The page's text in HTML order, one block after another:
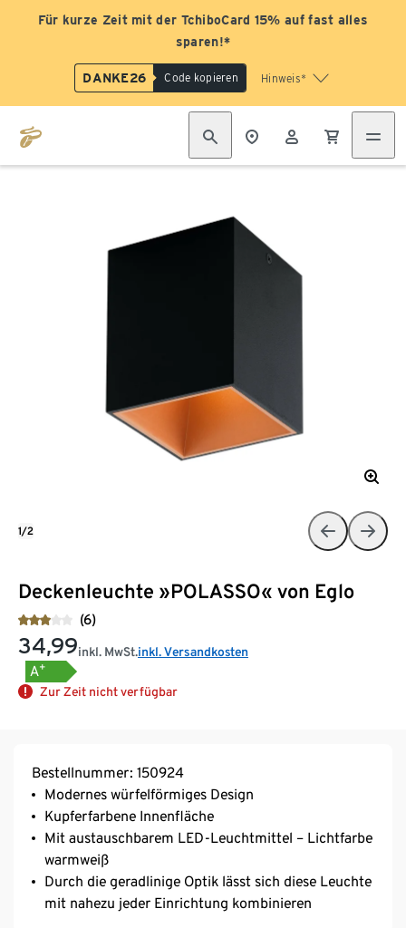
Für kurze Zeit mit der TchiboCard 15% auf fast alles
sparen!*
DANKE26 Code kopieren Hinweis*
Deckenleuchte »POLASSO« von Eglo
(6)
34,99inkl. MwSt.inkl. Versandkosten
A+
Zur Zeit nicht verfügbar
1/2
Bestellnummer: 150924
Modernes würfelförmiges Design
Kupferfarbene Innenfläche
Mit austauschbarem LED-Leuchtmittel – Lichtfarbe
warmweiß
Durch die geradlinige Optik lässt sich diese Leuchte
mit nahezu jeder Einrichtung kombinieren